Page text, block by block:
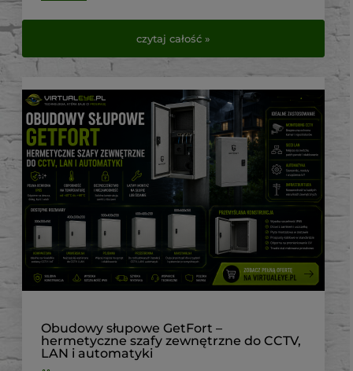
czytaj całość »
Obudowy słupowe GetFort –
hermetyczne szafy zewnętrzne do CCTV,
LAN i automatyki